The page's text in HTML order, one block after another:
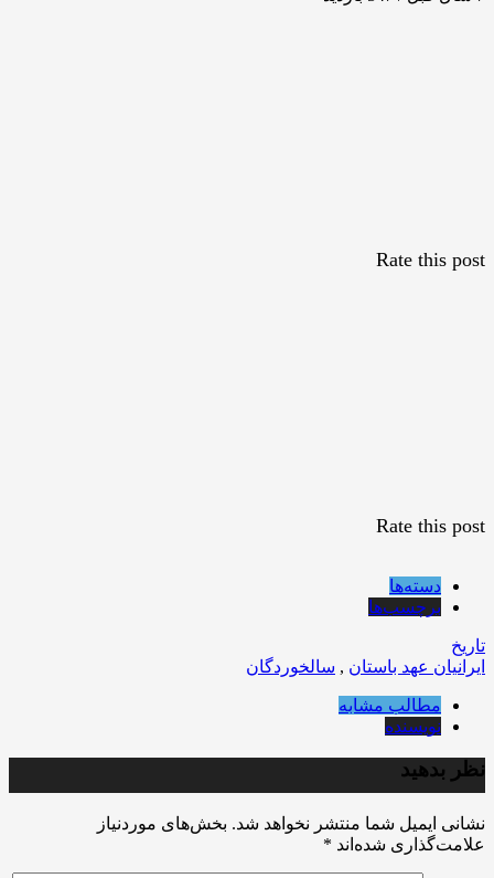
Rate this post
Rate this post
دسته‌ها
برچسب‌ها
تاریخ
ایرانیان عهد باستان , سالخوردگان
مطالب مشابه
نویسنده
نظر بدهید
نشانی ایمیل شما منتشر نخواهد شد. بخش‌های موردنیاز
علامت‌گذاری شده‌اند *